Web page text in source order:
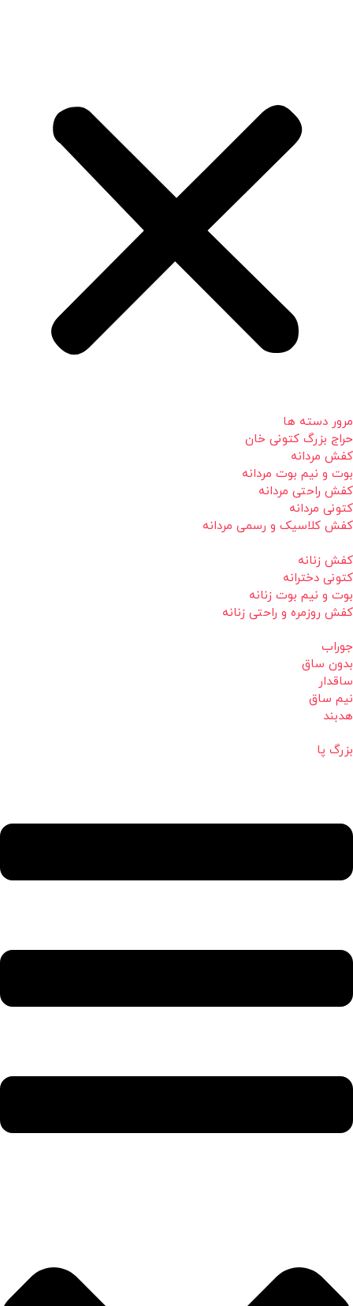
مرور دسته ها
حراج بزرگ کتونی خان
کفش مردانه
بوت و نیم بوت مردانه
کفش راحتی مردانه
کتونی مردانه
کفش کلاسیک و رسمی مردانه
کفش زنانه
کتونی دخترانه
بوت و نیم بوت زنانه
کفش روزمره و راحتی زنانه
جوراب
بدون ساق
ساقدار
نیم ساق
هدبند
بزرگ پا